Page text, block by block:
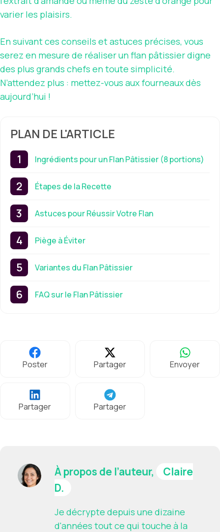
varier les plaisirs.
En suivant ces conseils et astuces précises, vous
serez en mesure de réaliser un flan pâtissier digne
des plus grands chefs en toute simplicité.
N’attendez plus : mettez-vous aux fourneaux dès
aujourd’hui !
PLAN DE L'ARTICLE
Ingrédients pour un Flan Pâtissier (8 portions)
Étapes de la Recette
Astuces pour Réussir Votre Flan
Piège à Éviter
Variantes du Flan Pâtissier
FAQ sur le Flan Pâtissier
Poster Partager Envoyer
Partager Partager
À propos de l’auteur,
Claire
D.
Je décrypte depuis une dizaine
d'années tout ce qui touche à la